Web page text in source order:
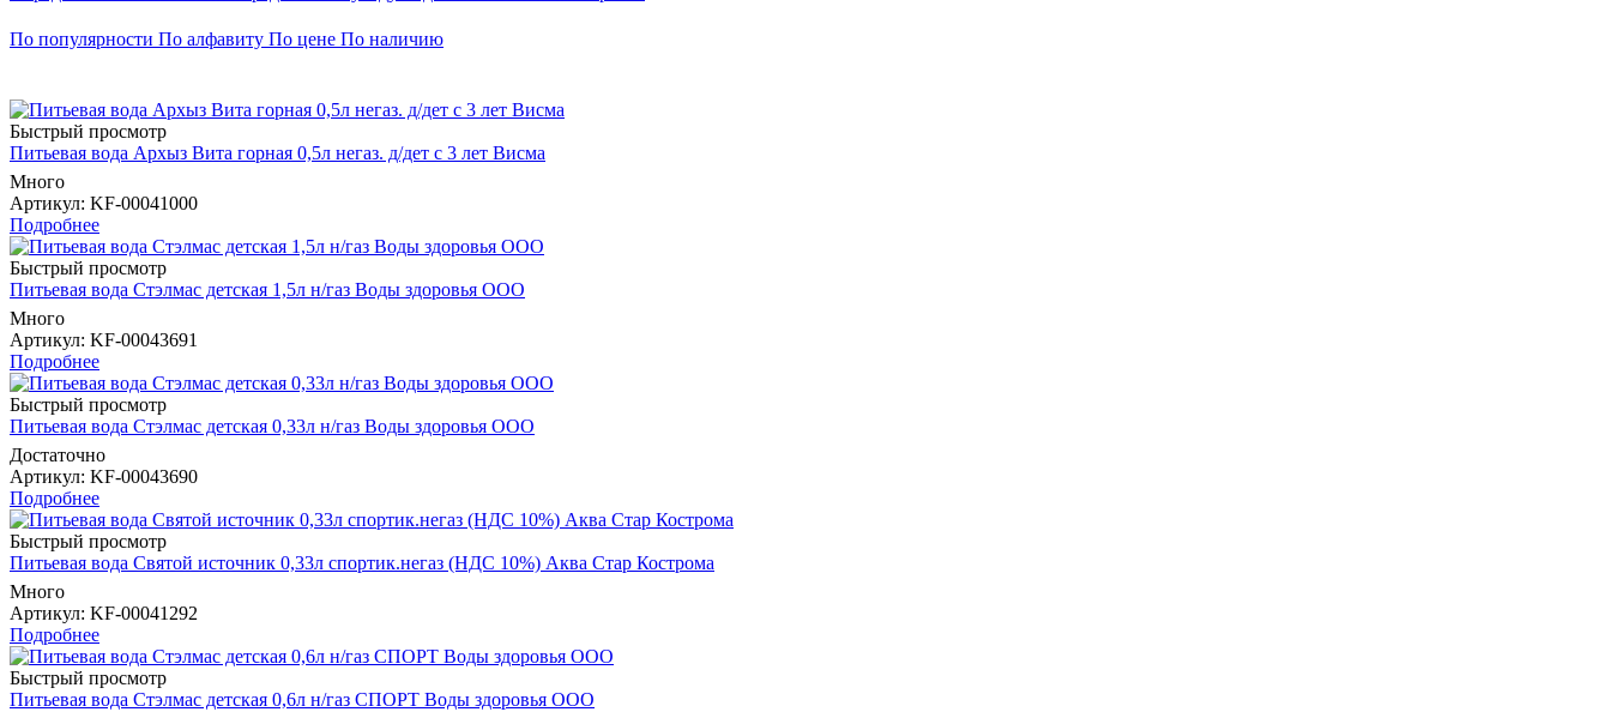
По популярности По алфавиту По цене По наличию
Быстрый просмотр
Питьевая вода Архыз Вита горная 0,5л негаз. д/дет с 3 лет Висма
Много
Артикул: KF-00041000
Подробнее
Быстрый просмотр
Питьевая вода Стэлмас детская 1,5л н/газ Воды здоровья ООО
Много
Артикул: KF-00043691
Подробнее
Быстрый просмотр
Питьевая вода Стэлмас детская 0,33л н/газ Воды здоровья ООО
Достаточно
Артикул: KF-00043690
Подробнее
Быстрый просмотр
Питьевая вода Святой источник 0,33л спортик.негаз (НДС 10%) Аква Стар Кострома
Много
Артикул: KF-00041292
Подробнее
Быстрый просмотр
Питьевая вода Стэлмас детская 0,6л н/газ СПОРТ Воды здоровья ООО